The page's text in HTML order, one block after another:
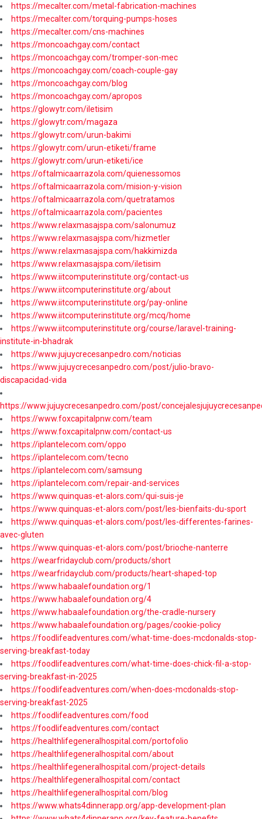
https://mecalter.com/metal-fabrication-machines
https://mecalter.com/torquing-pumps-hoses
https://mecalter.com/cns-machines
https://moncoachgay.com/contact
https://moncoachgay.com/tromper-son-mec
https://moncoachgay.com/coach-couple-gay
https://moncoachgay.com/blog
https://moncoachgay.com/apropos
https://glowytr.com/iletisim
https://glowytr.com/magaza
https://glowytr.com/urun-bakimi
https://glowytr.com/urun-etiketi/frame
https://glowytr.com/urun-etiketi/ice
https://oftalmicaarrazola.com/quienessomos
https://oftalmicaarrazola.com/mision-y-vision
https://oftalmicaarrazola.com/quetratamos
https://oftalmicaarrazola.com/pacientes
https://www.relaxmasajspa.com/salonumuz
https://www.relaxmasajspa.com/hizmetler
https://www.relaxmasajspa.com/hakkimizda
https://www.relaxmasajspa.com/iletisim
https://www.iitcomputerinstitute.org/contact-us
https://www.iitcomputerinstitute.org/about
https://www.iitcomputerinstitute.org/pay-online
https://www.iitcomputerinstitute.org/mcq/home
https://www.iitcomputerinstitute.org/course/laravel-training-
institute-in-bhadrak
https://www.jujuycrecesanpedro.com/noticias
https://www.jujuycrecesanpedro.com/post/julio-bravo-
discapacidad-vida
https://www.jujuycrecesanpedro.com/post/
https://www.foxcapitalpnw.com/team
https://www.foxcapitalpnw.com/contact-us
https://iplantelecom.com/oppo
https://iplantelecom.com/tecno
https://iplantelecom.com/samsung
https://iplantelecom.com/repair-and-services
https://www.quinquas-et-alors.com/qui-suis-je
https://www.quinquas-et-alors.com/post/les-bienfaits-du-sport
https://www.quinquas-et-alors.com/post/les-differentes-farines-
avec-gluten
https://www.quinquas-et-alors.com/post/brioche-nanterre
https://wearfridayclub.com/products/short
https://wearfridayclub.com/products/heart-shaped-top
https://www.habaalefoundation.org/1
https://www.habaalefoundation.org/4
https://www.habaalefoundation.org/the-cradle-nursery
https://www.habaalefoundation.org/pages/cookie-policy
https://foodlifeadventures.com/what-time-does-mcdonalds-stop-
serving-breakfast-today
https://foodlifeadventures.com/what-time-does-chick-fil-a-stop-
serving-breakfast-in-2025
https://foodlifeadventures.com/when-does-mcdonalds-stop-
serving-breakfast-2025
https://foodlifeadventures.com/food
https://foodlifeadventures.com/contact
https://healthlifegeneralhospital.com/portofolio
https://healthlifegeneralhospital.com/about
https://healthlifegeneralhospital.com/project-details
https://healthlifegeneralhospital.com/contact
https://healthlifegeneralhospital.com/blog
https://www.whats4dinnerapp.org/app-development-plan